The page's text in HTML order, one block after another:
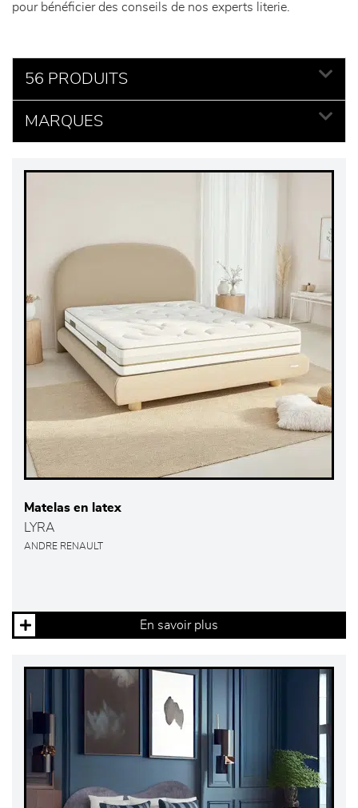
pour bénéficier des conseils de nos experts literie.
56 PRODUITS
MARQUES
Matelas en latex
LYRA
ANDRE RENAULT
En savoir plus